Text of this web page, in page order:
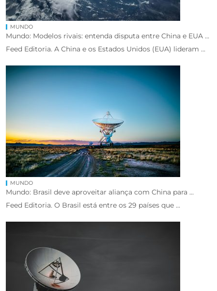
MUNDO
Mundo: Modelos rivais: entenda disputa entre China e EUA ...
Feed Editoria. A China e os Estados Unidos (EUA) lideram ...
MUNDO
Mundo: Brasil deve aproveitar aliança com China para ...
Feed Editoria. O Brasil está entre os 29 países que ...